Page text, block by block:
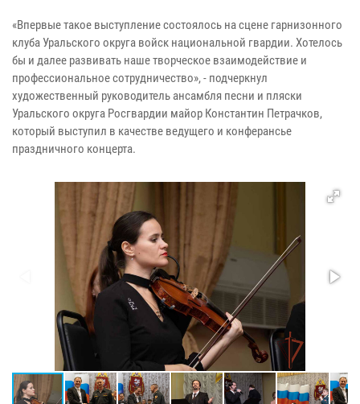
«Впервые такое выступление состоялось на сцене гарнизонного
клуба Уральского округа войск национальной гвардии. Хотелось
бы и далее развивать наше творческое взаимодействие и
профессиональное сотрудничество», - подчеркнул
художественный руководитель ансамбля песни и пляски
Уральского округа Росгвардии майор Константин Петрачков,
который выступил в качестве ведущего и конферансье
праздничного концерта.